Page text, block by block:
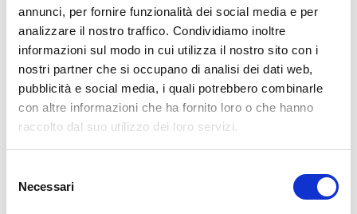
annunci, per fornire funzionalità dei social media e per
analizzare il nostro traffico. Condividiamo inoltre
informazioni sul modo in cui utilizza il nostro sito con i
nostri partner che si occupano di analisi dei dati web,
pubblicità e social media, i quali potrebbero combinarle
con altre informazioni che ha fornito loro o che hanno
raccolto dal suo utilizzo dei loro servizi.
delNecessari
2. Il modulo di registrazione del servizio elettronico è
fornito gratuitamente e ha un carattere non corretto e
termina al momento della presentazione del modulo di
registrazione in conformità del titolo III, punto 3 del
presente documento da parte del cliente o al momento
della precedente interruzione il processo di
3. Il cliente di uno status di consumatore non ha il
diritto di recedere dal contratto per l'esecuzione del